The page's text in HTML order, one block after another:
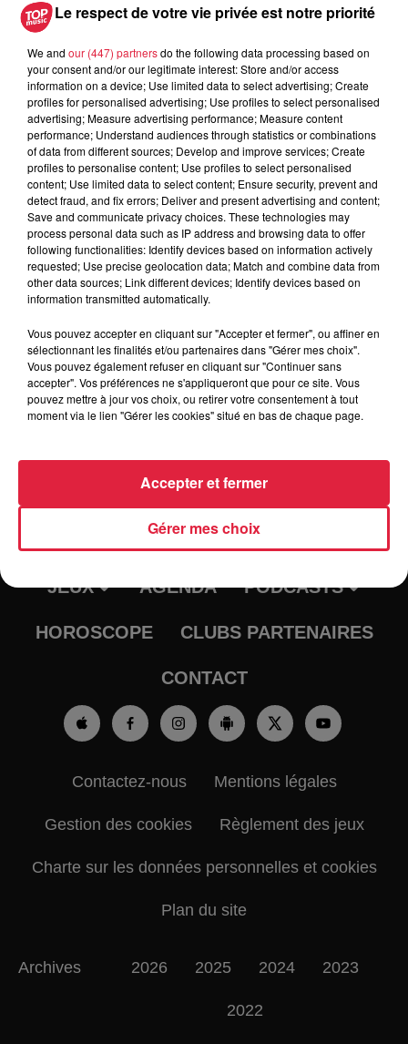
au31 octobre 2020 à 0h00
Lieu
Parc de Wesserling - HUSSEREN-
WESSERLING (68)
Organisateur
https://openagenda.com/parcwesserling/
de-la-peur?lang=
Tarif Gratuit
JEUX AGENDA PODCASTS
HOROSCOPE CLUBS PARTENAIRES
CONTACT
Contactez-nous Mentions légales
Gestion des cookies Règlement des jeux
Charte sur les données personnelles et cookies
Plan du site
Archives 2026 2025 2024 2023
2022
Le respect de votre vie privée est notre priorité
We and our (447) partnersdo the following data processing based on
your consent and/or our legitimate interest: Store and/or access
information on a device; Use limited data to select advertising; Create
profiles for personalised advertising; Use profiles to select personalised
advertising; Measure advertising performance; Measure content
performance; Understand audiences through statistics or combinations
of data from different sources; Develop and improve services; Create
profiles to personalise content; Use profiles to select personalised
content; Use limited data to select content; Ensure security, prevent and
detect fraud, and fix errors; Deliver and present advertising and content;
Save and communicate privacy choices. These technologies may
process personal data such as IP address and browsing data to offer
following functionalities: Identify devices based on information actively
requested; Use precise geolocation data; Match and combine data from
other data sources; Link different devices; Identify devices based on
information transmitted automatically.
Vous pouvez accepter en cliquant sur "Accepter et fermer", ou affiner en
sélectionnant les finalités et/ou partenaires dans "Gérer mes choix".
Vous pouvez également refuser en cliquant sur "Continuer sans
accepter". Vos préférences ne s'appliqueront que pour ce site. Vous
pouvez mettre à jour vos choix, ou retirer votre consentement à tout
moment via le lien "Gérer les cookies" situé en bas de chaque page.
Gérer mes choix
Accepter et fermer